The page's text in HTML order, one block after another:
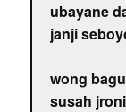
ubayane
janji
wong
susah